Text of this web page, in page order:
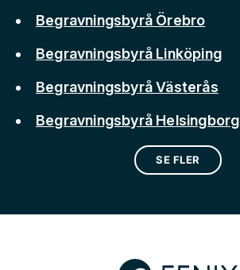
Begravningsbyrå Örebro
Begravningsbyrå Linköping
Begravningsbyrå Västerås
Begravningsbyrå Helsingborg
SE FLER